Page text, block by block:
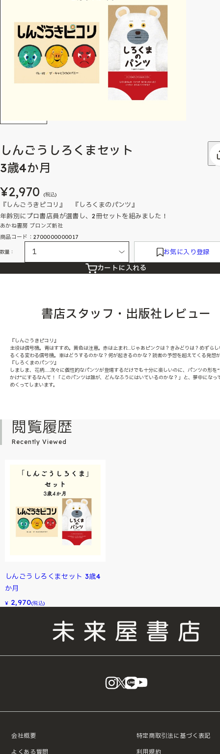
しんごうしろくまセット
3歳4か月
¥2,970 (税込)
『しんごうきピコリ』 『しろくまのパンツ』
年齢別にプロ書店員が選書し、2冊セットを組みました！
あかね書房 ブロンズ新社
商品コード：2700000000017
数量： お気に入り登録
カートに入れる
書店スタッフ・出版社レビュー
『しんごうきピコリ』
主役は信号機。青はすすめ。黄色は注意。赤は止まれ…じゃあピンクは？きみどりは？めずら
るくる変わる信号機。車はどうするのかな？何が起きるのかな？読者の予想を超えてくる発想
『しろくまのパンツ』
しましま、花柄……次々に個性的なパンツが登場するだけでも十分に楽しいのに、パンツの形を
かけ”にするなんて！「このパンツは誰が、どんなふうにはいているのかな？」と、夢中になっ
めくってしまいます。
閲覧履歴
Recently Viewed
しんごうしろくまセット 3歳4
か月
¥ 2,970(税込)
instagram
X LINE
会社概要
よくある質問
特定商取引法に基づく表記
利用規約